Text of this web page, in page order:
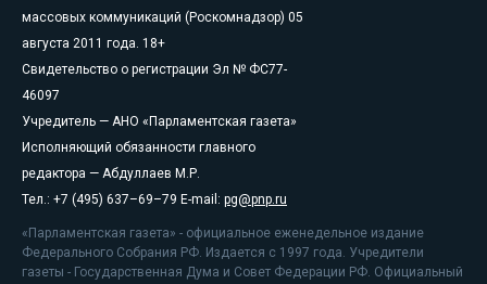
массовых коммуникаций (Роскомнадзор) 05
августа 2011 года. 18+
Свидетельство о регистрации Эл № ФС77-
46097
Учредитель — АНО «Парламентская газета»
Исполняющий обязанности главного
редактора — Абдуллаев М.Р.
Тел.: +7 (495) 637–69–79 E-mail: pg@pnp.ru
«Парламентская газета» - официальное еженедельное издание
Федерального Собрания РФ. Издается с 1997 года. Учредители
газеты - Государственная Дума и Совет Федерации РФ. Официальный